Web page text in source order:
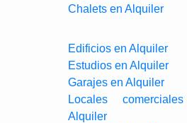
Chalets en Alquiler
Edificios en Alquiler
Estudios en Alquiler
Garajes en Alquiler
Locales
Alquiler